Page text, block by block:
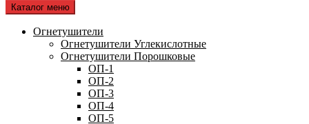
Каталог меню
Огнетушители
Огнетушители Углекислотные
Огнетушители Порошковые
ОП-1
ОП-2
ОП-3
ОП-4
ОП-5